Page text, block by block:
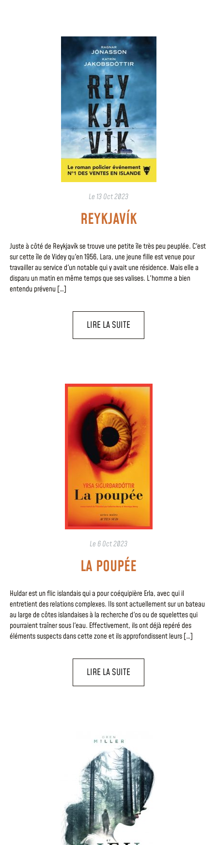
Le 13 Oct 2023
REYKJAVÍK
Juste à côté de Reykjavík se trouve une petite île très peu peuplée. C'est
sur cette île de Videy qu'en 1956, Lara, une jeune fille est venue pour
travailler au service d'un notable qui y avait une résidence. Mais elle a
disparu un matin en même temps que ses valises. L'homme a bien
entendu prévenu […]
LIRE LA SUITE
Le 6 Oct 2023
LA POUPÉE
Huldar est un flic islandais qui a pour coéquipière Erla, avec qui il
entretient des relations complexes. Ils sont actuellement sur un bateau
au large de côtes islandaises à la recherche d'os ou de squelettes qui
pourraient traîner sous l'eau. Effectivement, ils ont déjà repéré des
éléments suspects dans cette zone et ils approfondissent leurs […]
LIRE LA SUITE